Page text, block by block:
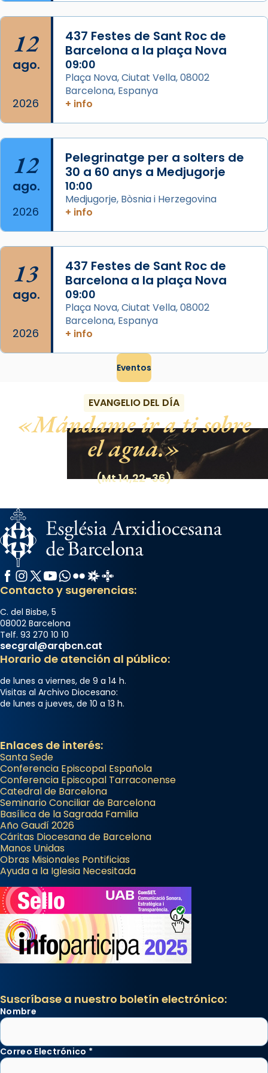
Acompanyant la història de sant Cugat, a
partir de l’Edat Mitjana sorgeix la tradició
que les santes Juliana (“relatiu a Júlia”) i
Semproniana (“relatiu a Semprònia =
eterna”) són deixebles seves. I l’any 1667, el
frare Joan Gaspar Roig, afirma en una obra
que les santes són filles de l’antiga Iluro.
Mataró en reivindicarà les relíq
Foto
View on Facebook ·
12
ago.
2026
437 Festes de Sant Roc de
Barcelona a la plaça Nova
09:00
Plaça Nova, Ciutat Vella, 08002
Barcelona, Espanya
+ info
12
ago.
2026
Pelegrinatge per a solters de
30 a 60 anys a Medjugorje
10:00
Medjugorje, Bòsnia i Herzegovina
+ info
13
ago.
2026
437 Festes de Sant Roc de
Barcelona a la plaça Nova
09:00
Plaça Nova, Ciutat Vella, 08002
Barcelona, Espanya
+ info
Eventos
EVANGELIO DEL DÍA
Mándame ir a ti sobre
el agua.
(Mt 14,22-36)
Facebook
Instagram
X / Twitter
YouTube
WhatsApp
FlickrRadio Estel
Catalunya Cristiana
Contacto y sugerencias:
C. del Bisbe, 5
08002 Barcelona
Telf. 93 270 10 10
secgral@arqbcn.cat
Horario de atención al público:
de lunes a viernes, de 9 a 14 h.
Visitas al Archivo Diocesano:
de lunes a jueves, de 10 a 13 h.
Enlaces de interés:
Santa Sede
Conferencia Episcopal Española
Conferencia Episcopal Tarraconense
Catedral de Barcelona
Seminario Conciliar de Barcelona
Basílica de la Sagrada Familia
Año Gaudí 2026
Cáritas Diocesana de Barcelona
Manos Unidas
Obras Misionales Pontificias
Ayuda a la Iglesia Necesitada
Suscríbase a nuestro boletín electrónico:
Nombre
Correo Electrónico *